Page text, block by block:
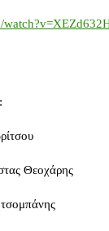
Θεοχάρης